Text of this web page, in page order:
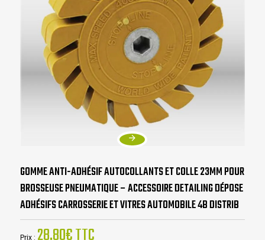
GOMME ANTI-ADHÉSIF AUTOCOLLANTS ET COLLE 23MM POUR
BROSSEUSE PNEUMATIQUE – ACCESSOIRE DETAILING DÉPOSE
ADHÉSIFS CARROSSERIE ET VITRES AUTOMOBILE 4B DISTRIB
Prix :